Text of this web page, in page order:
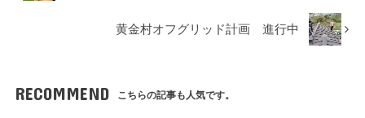
黄金村オフグリッド計画 進行中
RECOMMEND こちらの記事も人気です。